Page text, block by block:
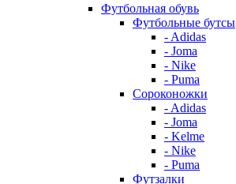
Футбольная обувь
Футбольные бутсы
- Adidas
- Joma
- Nike
- Puma
Сороконожки
- Adidas
- Joma
- Kelme
- Nike
- Puma
Футзалки